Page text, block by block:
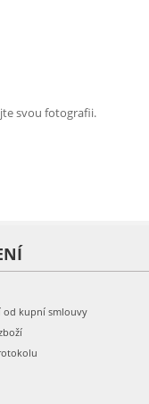
svou fotografii.
od kupní smlouvy